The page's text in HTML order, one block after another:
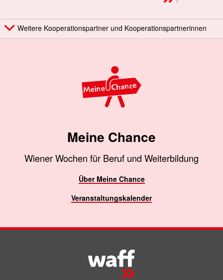
Weitere Kooperationspartner und Kooperationspartnerinnen
Meine Chance
Wiener Wochen für Beruf und Weiterbildung
Über Meine Chance
Veranstaltungskalender